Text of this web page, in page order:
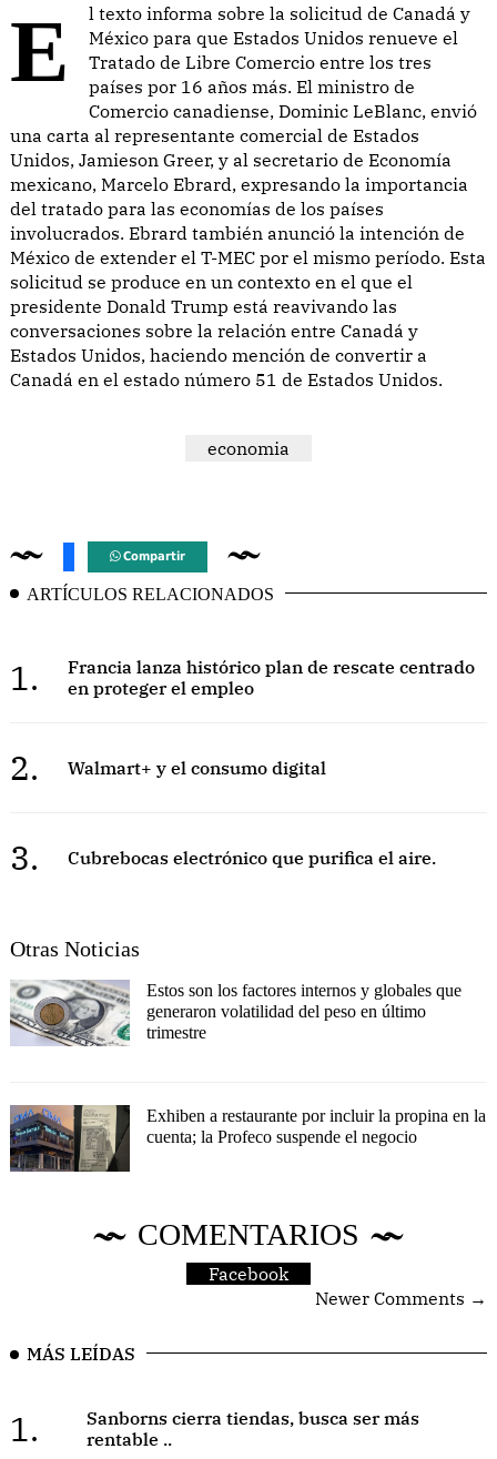
El texto informa sobre la solicitud de Canadá y
México para que Estados Unidos renueve el
Tratado de Libre Comercio entre los tres
países por 16 años más. El ministro de
Comercio canadiense, Dominic LeBlanc, envió
una carta al representante comercial de Estados
Unidos, Jamieson Greer, y al secretario de Economía
mexicano, Marcelo Ebrard, expresando la importancia
del tratado para las economías de los países
involucrados. Ebrard también anunció la intención de
México de extender el T-MEC por el mismo período. Esta
solicitud se produce en un contexto en el que el
presidente Donald Trump está reavivando las
conversaciones sobre la relación entre Canadá y
Estados Unidos, haciendo mención de convertir a
Canadá en el estado número 51 de Estados Unidos.
economia
Compartir
ARTÍCULOS RELACIONADOS
1.
Francia lanza histórico plan de rescate centrado
en proteger el empleo
2. Walmart+ y el consumo digital
3. Cubrebocas electrónico que purifica el aire.
Otras Noticias
Estos son los factores internos y globales que
generaron volatilidad del peso en último
trimestre
Exhiben a restaurante por incluir la propina en la
cuenta; la Profeco suspende el negocio
COMENTARIOS
Facebook
Newer Comments →
MÁS LEÍDAS
1.
Sanborns cierra tiendas, busca ser más
rentable ..